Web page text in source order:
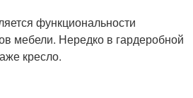
функциональности
мебели. Нередко в гардеробной
кресло.